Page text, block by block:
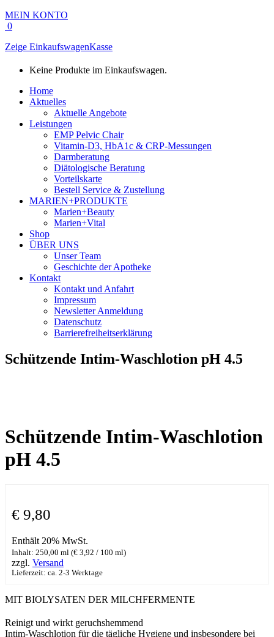
MEIN KONTO
0
Zeige EinkaufswagenKasse
Keine Produkte im Einkaufswagen.
Home
Aktuelles
Aktuelle Angebote
Leistungen
EMP Pelvic Chair
Vitamin-D3, HbA1c & CRP-Messungen
Darmberatung
Diätologische Beratung
Vorteilskarte
Bestell Service & Zustellung
MARIEN+PRODUKTE
Marien+Beauty
Marien+Vital
Shop
ÜBER UNS
Unser Team
Geschichte der Apotheke
Kontakt
Kontakt und Anfahrt
Impressum
Newsletter Anmeldung
Datenschutz
Barrierefreiheitserklärung
Schützende Intim-Waschlotion pH 4.5
Schützende Intim-Waschlotion
pH 4.5
€ 9,80
Enthält 20% MwSt.
Inhalt: 250,00 ml (€ 3,92 / 100 ml)
zzgl. Versand
Lieferzeit: ca. 2-3 Werktage
MIT BIOLYSATEN DER MILCHFERMENTE
Reinigt und wirkt geruchshemmend
​Intim-Waschlotion für die tägliche Hygiene und insbesondere bei